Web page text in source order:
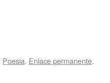
Poesia. Enlace permanente.